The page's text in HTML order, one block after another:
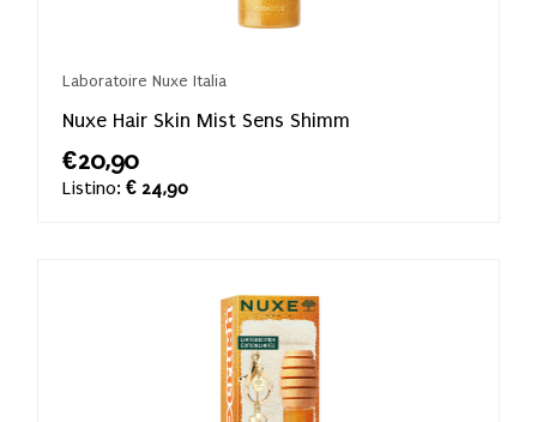
Laboratoire Nuxe Italia
Nuxe Hair Skin Mist Sens Shimm
€20,90
Listino: € 24,90